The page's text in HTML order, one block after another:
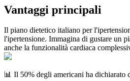
Vantaggi principali
Il piano dietetico italiano per
l'ipertensione. Immagina di gustare un
anche la funzionalità cardiaca
📊 Il 50% degli americani ha dichiarato